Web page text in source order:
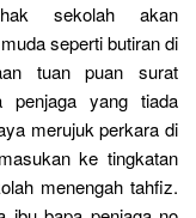
sekolah akan
seperti butiran di
tuan puan surat
penjaga yang tiada
merujuk perkara di
ke tingkatan
menengah tahfiz.